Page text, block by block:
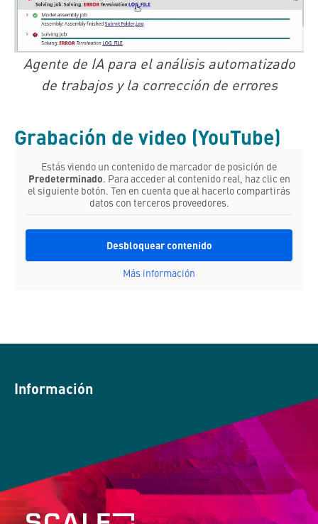
Agente de IA para el análisis automatizado
de trabajos y la corrección de errores
Grabación de video (YouTube)
Estás viendo un contenido de marcador de posición de
Predeterminado. Para acceder al contenido real, haz clic en
el siguiente botón. Ten en cuenta que al hacerlo compartirás
datos con terceros proveedores.
Desbloquear contenido
Más información
Información